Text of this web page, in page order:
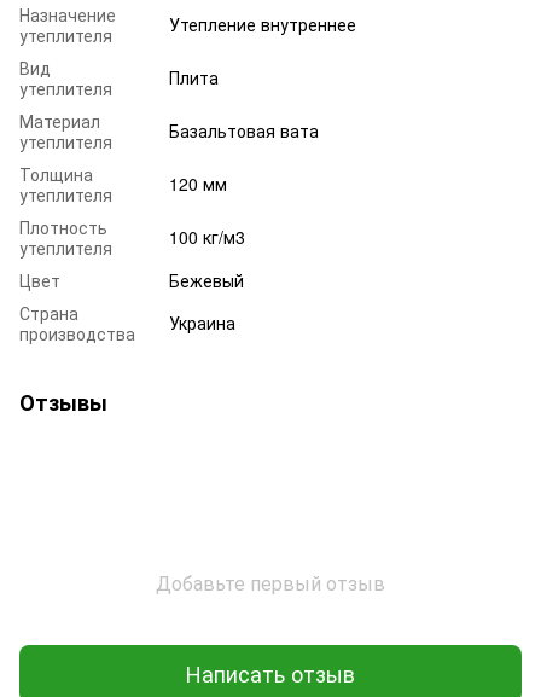
Назначение
утеплителя
Утепление внутреннее
Вид
утеплителя
Плита
Материал
утеплителя
Базальтовая вата
Толщина
утеплителя
120 мм
Плотность
утеплителя
100 кг/м3
Цвет
Бежевый
Страна
производства
Украина
Отзывы
Добавьте первый отзыв
Написать отзыв